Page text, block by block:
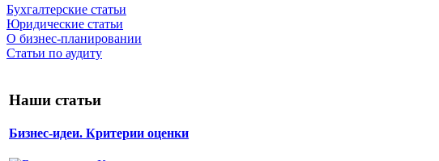
Бухгалтерские статьи
Юридические статьи
О бизнес-планировании
Статьи по аудиту
Наши статьи
Бизнес-идеи. Критерии оценки